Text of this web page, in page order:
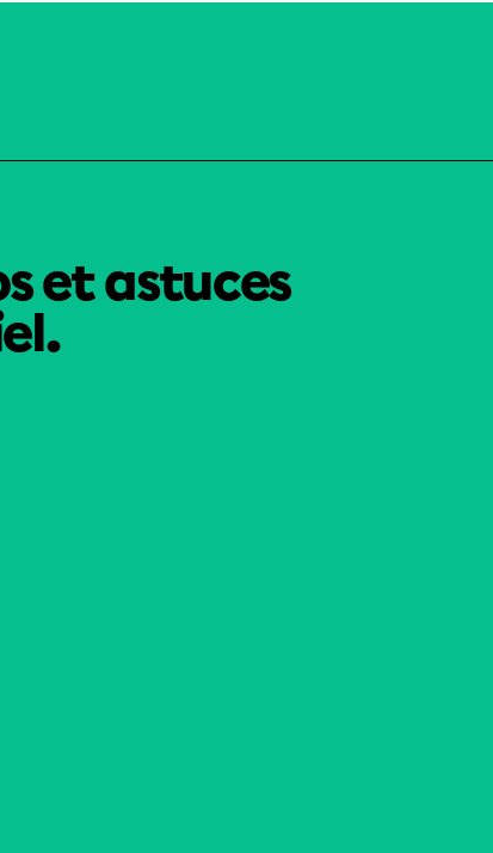
et astuces